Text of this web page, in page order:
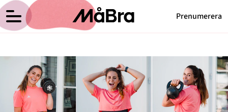
Prenumerera
Medicin
Psykologi
Anna Haags blogg Meny
Hem
Arkiv